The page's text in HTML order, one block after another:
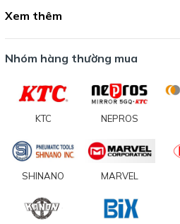
Xem thêm
Nhóm hàng thường mua
KTC NEPROS
SHINANO MARVEL